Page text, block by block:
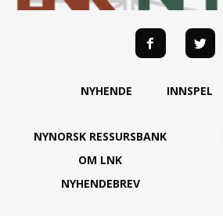
NYHENDE INNSPEL
NYNORSK RESSURSBANK
OM LNK
NYHENDEBREV